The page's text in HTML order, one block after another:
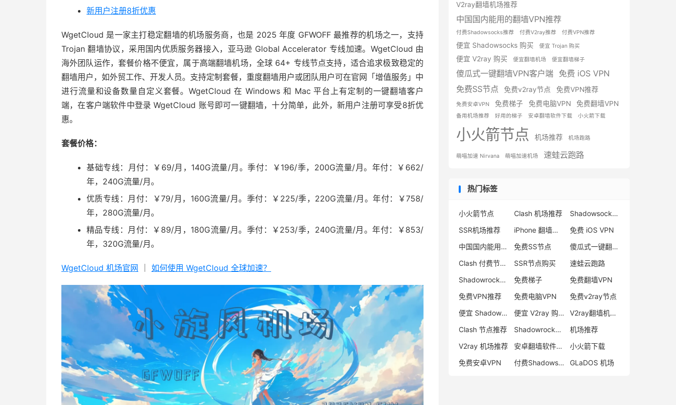
新用户注册8折优惠
WgetCloud 是一家主打稳定翻墙的机场服务商，也是 2025 年度 GFWOFF 最推荐的机场之一，支持
Trojan 翻墙协议，采用国内优质服务器接入，亚马逊 Global Accelerator 专线加速。WgetCloud 由
海外团队运作，套餐价格不便宜，属于高端翻墙机场，全球 64+ 专线节点支持，适合追求极致稳定的
翻墙用户，如外贸工作、开发人员。支持定制套餐，重度翻墙用户或团队用户可在官网「增值服务」中
进行流量和设备数量自定义套餐。WgetCloud 在 Windows 和 Mac 平台上有定制的一键翻墙客户
端，在客户端软件中登录 WgetCloud 账号即可一键翻墙，十分简单，此外，新用户注册可享受8折优
惠。
套餐价格：
基础专线：月付：￥69/月，140G流量/月。季付：￥196/季，200G流量/月。年付：￥662/
年，240G流量/月。
优质专线：月付：￥79/月，160G流量/月。季付：￥225/季，220G流量/月。年付：￥758/
年，280G流量/月。
精品专线：月付：￥89/月，180G流量/月。季付：￥253/季，240G流量/月。年付：￥853/
年，320G流量/月。
WgetCloud 机场官网 如何使用 WgetCloud 全球加速？
V2ray翻墙机场推荐
中国国内能用的翻墙VPN推荐
付费Shadowsocks推荐 付费V2ray推荐 付费VPN推荐
便宜 Shadowsocks 购买 便宜 Trojan 购买
便宜 V2ray 购买 便宜翻墙机场 便宜翻墙梯子
傻瓜式一键翻墙VPN客户端 免费 iOS VPN
免费SS节点
免费v2ray节点 免费VPN推荐
免费安卓VPN 免费梯子 免费电脑VPN 免费翻墙VPN
备用机场推荐 好用的梯子 安卓翻墙软件下载 小火箭下载
小火箭节点 机场推荐 机场跑路
萌喵加速 Nirvana 萌喵加速机场 速蛙云跑路
热门标签
小火箭节点 Clash 机场推荐
Shadowsocks 付费节点
SSR机场推荐
iPhone 翻墙代理软件
免费 iOS VPN
中国国内能用的翻墙VPN推荐
免费SS节点
傻瓜式一键翻墙VPN客户端
Clash 付费节点购买
SSR节点购买
速蛙云跑路
Shadowrocket 地址
免费梯子
免费翻墙VPN
免费VPN推荐
免费电脑VPN
免费v2ray节点
便宜 Shadowsocks 购买
便宜 V2ray 购买
V2ray翻墙机场推荐
Clash 节点推荐
Shadowrocket 付费节点
机场推荐
V2ray 机场推荐
安卓翻墙软件下载
小火箭下载
免费安卓VPN
付费Shadowsocks推荐 GLaDOS 机场